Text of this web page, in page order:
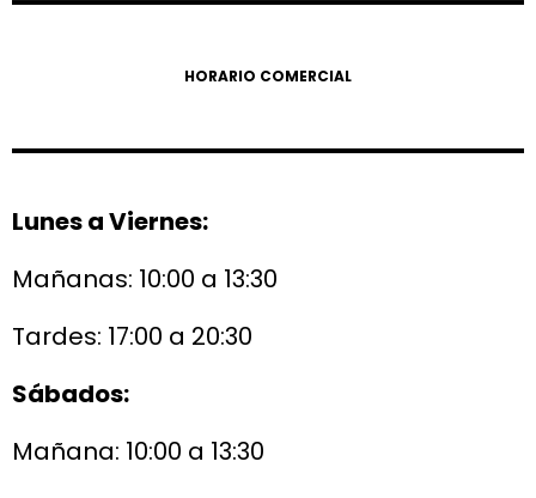
HORARIO COMERCIAL
Lunes a Viernes:
Mañanas: 10:00 a 13:30
Tardes: 17:00 a 20:30
Sábados:
Mañana: 10:00 a 13:30